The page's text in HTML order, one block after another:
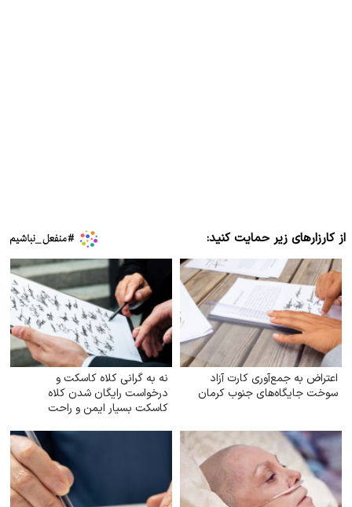
از کارزارهای زیر حمایت کنید:
اعتراض به جمع‌آوری کارت آزاد
سوخت جایگاه‌های جنوب کرمان
نه به گرانی کلاه کاسکت و
درخواست رایگان شدن کلاه
کاسکت بسیار ایمن و راحت